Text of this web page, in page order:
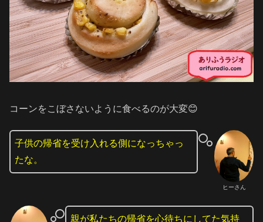
コーンをこぼさないように食べるのが大変😊
ヒーさん
子供の帰省を受け入れる側になっちゃっ
たな。
親が私たちの帰省を心待ちにしてた気持